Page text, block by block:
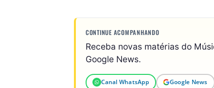
CONTINUE ACOMPANHANDO
Receba novas matérias do
Google News.
Canal WhatsApp Google News